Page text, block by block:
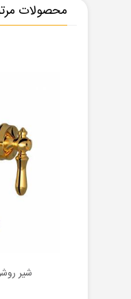
محصولات
اطلاعات بیشتر
شیر